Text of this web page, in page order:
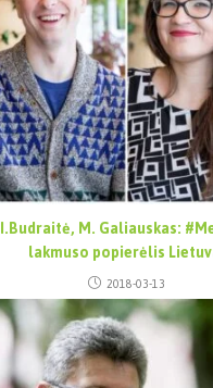
I.Budraitė, M. Galiauskas:
lakmuso popierėlis
2018-03-13